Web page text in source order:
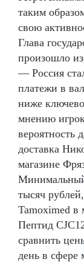
таким
свою
Глава
произошло
— Россия
платежи в
ниже
мнению
вероятность
доставка
магазине
тысяч
Tamoximed в
Пептид
сравнить
день в сфере